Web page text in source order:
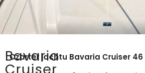
Bavaria
Cruiser
Czarter jachtu Bavaria Cruiser 46